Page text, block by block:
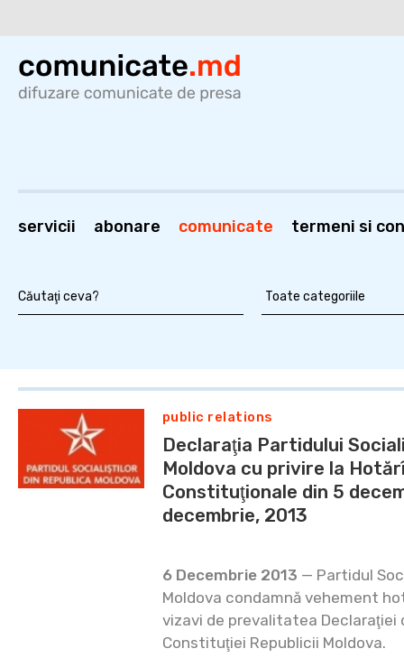
servicii abonare comunicate termeni si
public relations
Declaraţia Partidului
Moldova cu privire la
Constituţionale din 5
decembrie, 2013
6 Decembrie 2013 — Partidul
Moldova condamnă vehement
vizavi de prevalitatea Declaraţiei
Constituţiei Republicii Moldova.